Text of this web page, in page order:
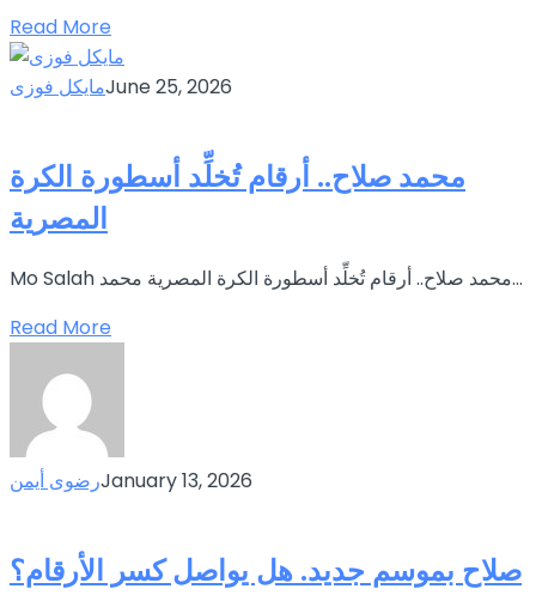
Read More
مايكل فوزىJune 25, 2026
محمد صلاح.. أرقام تُخلِّد أسطورة الكرة
المصرية
Mo Salah محمد صلاح.. أرقام تُخلِّد أسطورة الكرة المصرية محمد...
Read More
رضوى أيمنJanuary 13, 2026
صلاح بموسم جديد. هل يواصل كسر الأرقام؟